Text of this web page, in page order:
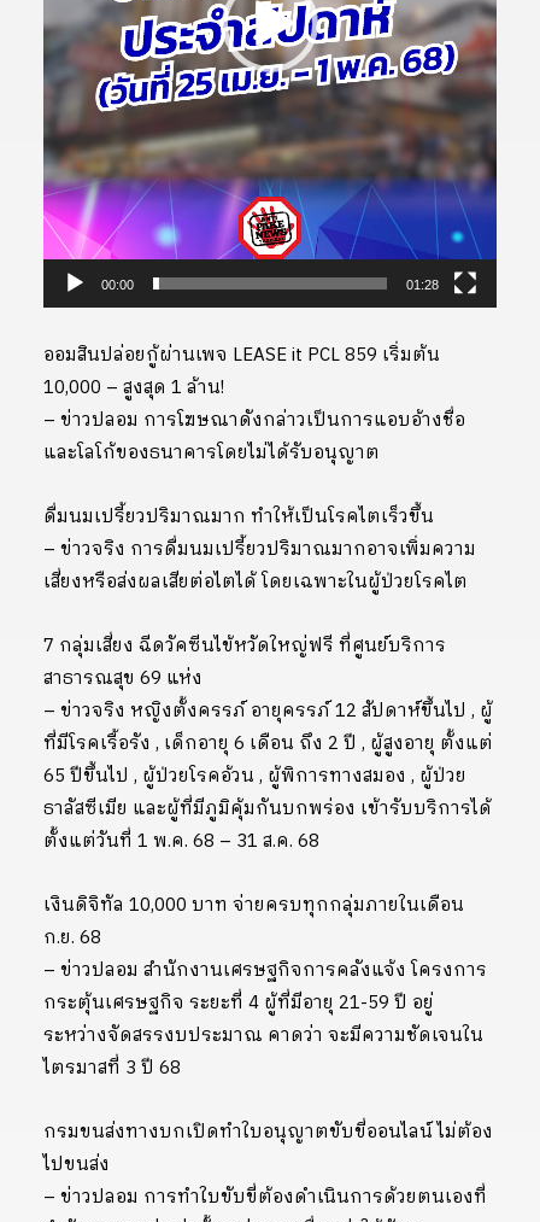
วิ
ดี
โ
อ
00:00 01:28
ออมสินปล่อยกู้ผ่านเพจ LEASE it PCL 859 เริ่มต้น
10,000 – สูงสุด 1 ล้าน!
– ข่าวปลอม การโฆษณาดังกล่าวเป็นการแอบอ้างชื่อ
และโลโก้ของธนาคารโดยไม่ได้รับอนุญาต
ดื่มนมเปรี้ยวปริมาณมาก ทำให้เป็นโรคไตเร็วขึ้น
– ข่าวจริง การดื่มนมเปรี้ยวปริมาณมากอาจเพิ่มความ
เสี่ยงหรือส่งผลเสียต่อไตได้ โดยเฉพาะในผู้ป่วยโรคไต
7 กลุ่มเสี่ยง ฉีดวัคซีนไข้หวัดใหญ่ฟรี ที่ศูนย์บริการ
สาธารณสุข 69 แห่ง
– ข่าวจริง หญิงตั้งครรภ์ อายุครรภ์ 12 สัปดาห์ขึ้นไป , ผู้
ที่มีโรคเรื้อรัง , เด็กอายุ 6 เดือน ถึง 2 ปี , ผู้สูงอายุ ตั้งแต่
65 ปีขึ้นไป , ผู้ป่วยโรคอ้วน , ผู้พิการทางสมอง , ผู้ป่วย
ธาลัสซีเมีย และผู้ที่มีภูมิคุ้มกันบกพร่อง เข้ารับบริการได้
ตั้งแต่วันที่ 1 พ.ค. 68 – 31 ส.ค. 68
เงินดิจิทัล 10,000 บาท จ่ายครบทุกกลุ่มภายในเดือน
ก.ย. 68
– ข่าวปลอม สำนักงานเศรษฐกิจการคลังแจ้ง โครงการ
กระตุ้นเศรษฐกิจ ระยะที่ 4 ผู้ที่มีอายุ 21-59 ปี อยู่
ระหว่างจัดสรรงบประมาณ คาดว่า จะมีความชัดเจนใน
ไตรมาสที่ 3 ปี 68
กรมขนส่งทางบกเปิดทำใบอนุญาตขับขี่ออนไลน์ ไม่ต้อง
ไปขนส่ง
– ข่าวปลอม การทำใบขับขี่ต้องดำเนินการด้วยตนเองที่